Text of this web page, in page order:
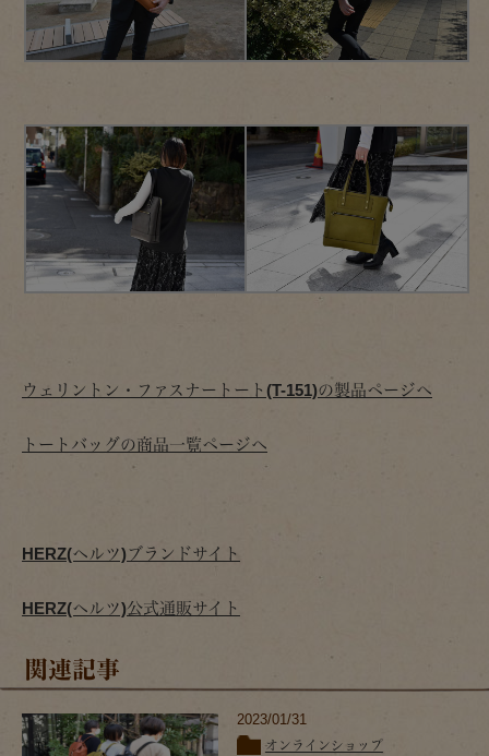
ウェリントン・ファスナートート(T-151)の製品ページへ
トートバッグの商品一覧ページへ
HERZ(ヘルツ)ブランドサイト
HERZ(ヘルツ)公式通販サイト
関連記事
2023/01/31
オンラインショップ